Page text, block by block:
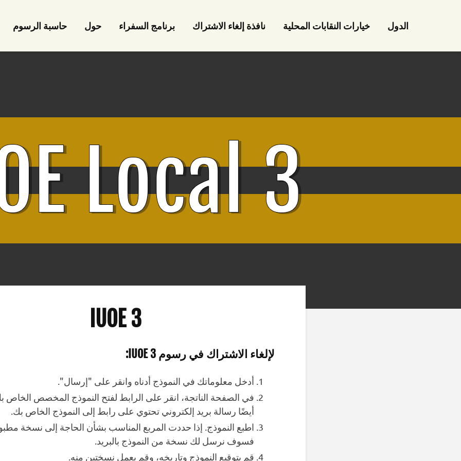
الدول خيارات النقابات المحلية نافذة إلغاء الاشتراك برنامج السفراء حول حاسبة الرسوم
IUOE 3
لإلغاء الاشتراك في رسوم IUOE 3:
أدخل معلوماتك في النموذج أدناه وانقر على "إرسال".
في الصفحة الناتجة، انقر على الرابط لفتح النموذج المخصص الخاص
أيضًا رسالة بريد إلكتروني تحتوي على رابط إلى النموذج الخاص بك.
اطبع النموذج. إذا حددت المربع المناسب بشأن الحاجة إلى نسخة
فسوف نرسل لك نسخة من النموذج بالبريد.
قم بتوقيع النموذج وتاريخه، وقم بعمل نسختين منه.